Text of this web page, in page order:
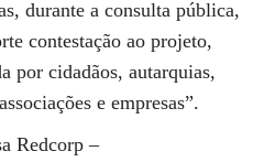
durante a consulta pública,
contestação ao projeto,
por cidadãos, autarquias,
e empresas”.
Redcorp –